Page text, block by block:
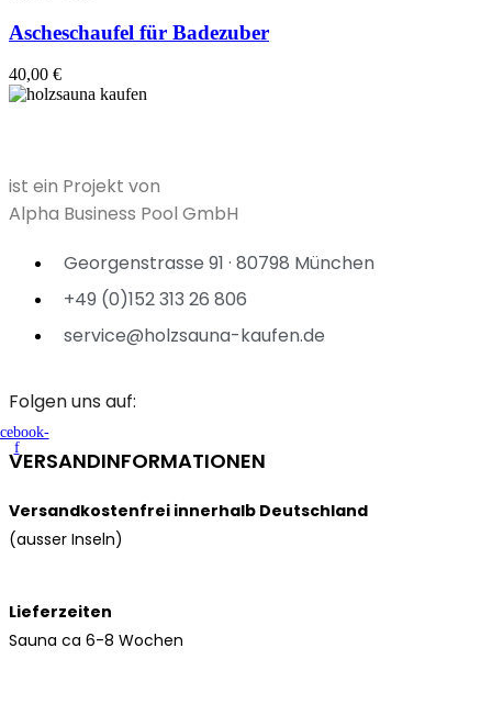
Ascheschaufel für Badezuber
40,00 €
ist ein Projekt von
Alpha Business Pool GmbH
Georgenstrasse 91 · 80798 München
+49 (0)152 313 26 806
service@holzsauna-kaufen.de
Folgen uns auf:
f
VERSANDINFORMATIONEN
Versandkostenfrei innerhalb Deutschland
(ausser Inseln)
Lieferzeiten
Sauna ca 6-8 Wochen